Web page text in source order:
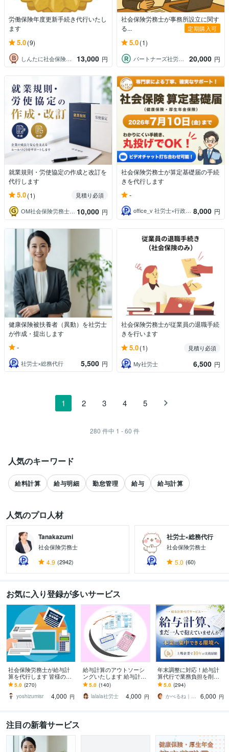
労働保険年度更新手続き代行いたし
ます
5.0(9)
しんたに社会保険労務士 13,000 円
社会保険労務士が事務所設立に関す
る...
定期購入可
5.0(1)
パートナーズ社労士事務所 20,000 円
就業規則・労使協定の作成と改訂を
代行します
5.0(1)
見積り必須
OM社会保険労務士事務所_労務代行 10,000 円
社会保険労務士が算定基礎届の手続
きを代行します
-
office_v 社労士×行政書士×AI 8,000 円
健康保険被扶養者（異動）を社労士
が作成・提出します
-
社労士×総務代行 5,500 円
社会保険労務士が従業員の退職手続
きを行います
5.0(1)
見積り必須
My社労士
6,500 円
1 2 3 4 5
280 件中 1 - 60 件
人気のキーワード
給料計算 給与明細 勤怠管理 給与 給与計算
すべて見る
人気のプロ人材
Tanakazumi
社会保険労務士
4.9 (2942)
社労士×総務代行
社会保険労務士
5.0 (60)
お気に入り登録が多いサービス
社会保険労務士が給与計
算を代行します 皆様の給
与明細書を作成します！
5.0 (270)
yoshizumisr
4,000 円
給与計算のアウトソーシ
ングいたします 給与計算
まるっとおまかせくださ
い。
5.0 (140)
lalala社労士
4,000 円
年末調整に対応！給与計
算代行で業務負担を削減
します 【小〜中規模事業
者向け】労務管理を含む
業務の外注化を継続支援
5.0 (294)
かべるね｜給与計算代行（相談可・安心）
6,000 円
注目の新着サービス